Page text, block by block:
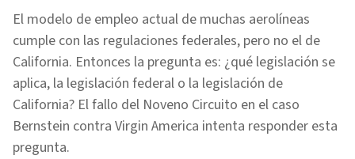
El modelo de empleo actual de muchas aerolíneas
cumple con las regulaciones federales, pero no el de
California. Entonces la pregunta es: ¿qué legislación se
aplica, la legislación federal o la legislación de
California? El fallo del Noveno Circuito en el caso
Bernstein contra Virgin America intenta responder esta
pregunta.